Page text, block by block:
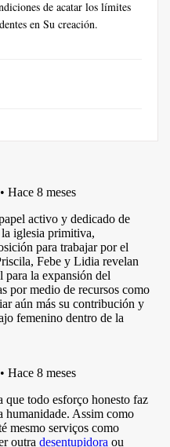
de acatar los límites
en Su creación.